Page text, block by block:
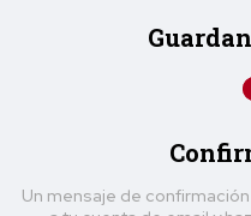
Un mensaje de